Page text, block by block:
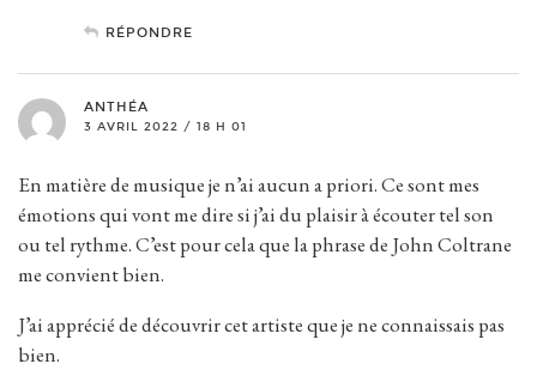
RÉPONDRE
ANTHÉA
3 AVRIL 2022 / 18 H 01
En matière de musique je n’ai aucun a priori. Ce sont mes
émotions qui vont me dire si j’ai du plaisir à écouter tel son
ou tel rythme. C’est pour cela que la phrase de John Coltrane
me convient bien.
J’ai apprécié de découvrir cet artiste que je ne connaissais pas
bien.